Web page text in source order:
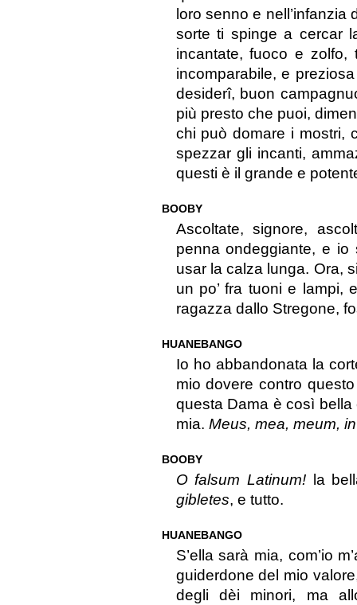
loro senno e
sorte ti spinge a cercar
incantate, fuoco e
incomparabile, e
desiderî, buon
più presto che puoi,
chi può domare i mostri,
spezzar gli incanti,
questi è il grande e
BOOBY
Ascoltate, signore,
penna ondeggiante, e
usar la calza lunga. Ora,
un po’ fra tuoni e lampi,
ragazza dallo Stregone,
HUANEBANGO
Io ho abbandonata la
mio dovere contro
questa Dama è così
mia. Meus, mea, meum,
BOOBY
O falsum Latinum!la
gibletes, e tutto.
HUANEBANGO
S’ella sarà mia, com’io
guiderdone del mio
degli dèi minori, ma